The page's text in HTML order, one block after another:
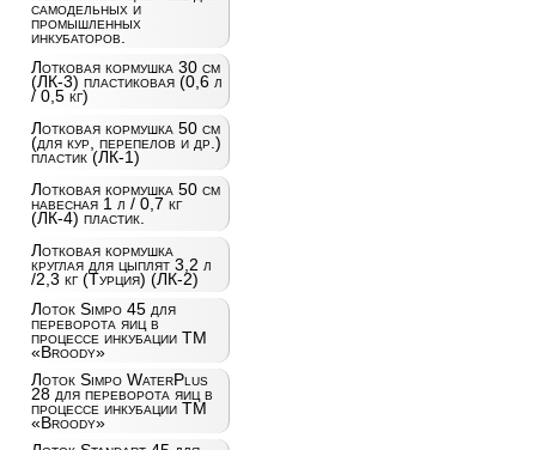
самодельных и
промышленных
инкубаторов.
Лотковая кормушка 30 см
(ЛК-3) пластиковая (0,6 л
/ 0,5 кг)
Лотковая кормушка 50 см
(для кур, перепелов и др.)
пластик (ЛК-1)
Лотковая кормушка 50 см
навесная 1 л / 0,7 кг
(ЛК-4) пластик.
Лотковая кормушка
круглая для цыплят 3,2 л
/2,3 кг (Турция) (ЛК-2)
Лоток Simpo 45 для
переворота яиц в
процессе инкубации ТМ
«Broody»
Лоток Simpo WaterPlus
28 для переворота яиц в
процессе инкубации ТМ
«Broody»